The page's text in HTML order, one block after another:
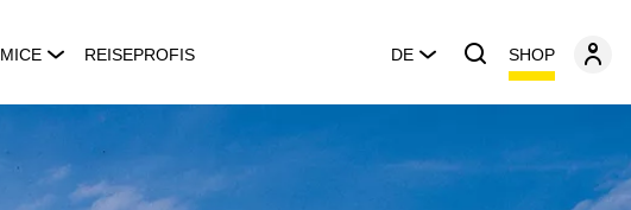
MICE REISEPROFIS DE SHOP